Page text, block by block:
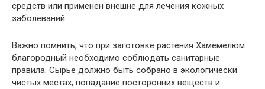
средств или применен внешне для лечения кожных
заболеваний.
Важно помнить, что при заготовке растения Хамемелюм
благородный необходимо соблюдать санитарные
правила. Сырье должно быть собрано в экологически
чистых местах, попадание посторонних веществ и